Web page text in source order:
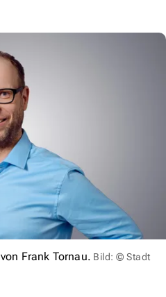
Frank Tornau. Bild: © Stadt